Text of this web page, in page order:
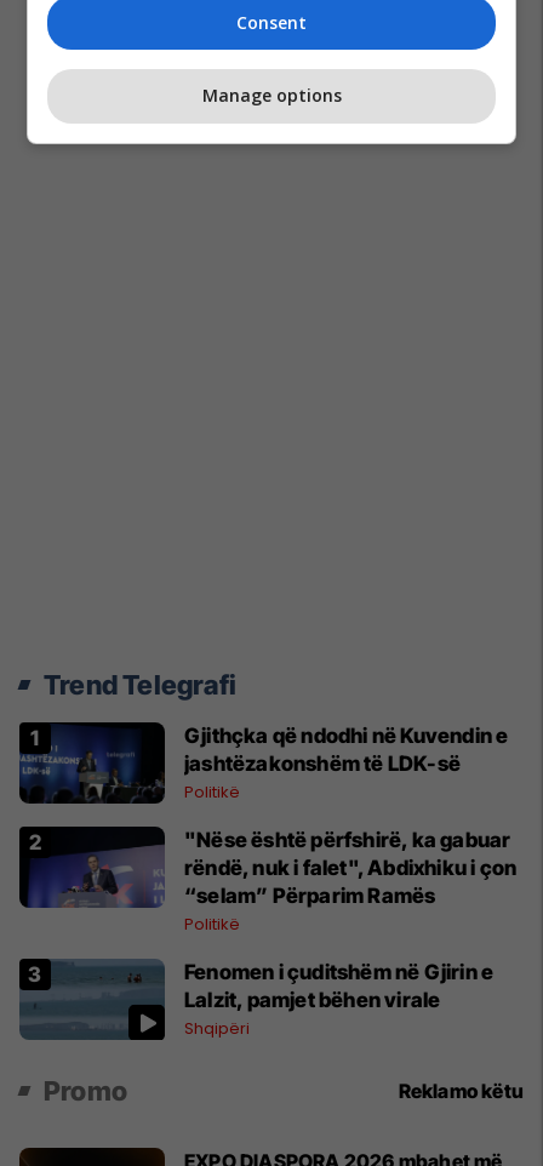
Trend Telegrafi
Gjithçka që ndodhi në Kuvendin e
jashtëzakonshëm të LDK-së
Politikë
"Nëse është përfshirë, ka gabuar
rëndë, nuk i falet", Abdixhiku i çon
“selam” Përparim Ramës
Politikë
Fenomen i çuditshëm në Gjirin e
Lalzit, pamjet bëhen virale
Shqipëri
Promo Reklamo këtu
EXPO DIASPORA 2026 mbahet më
Consent
Manage options